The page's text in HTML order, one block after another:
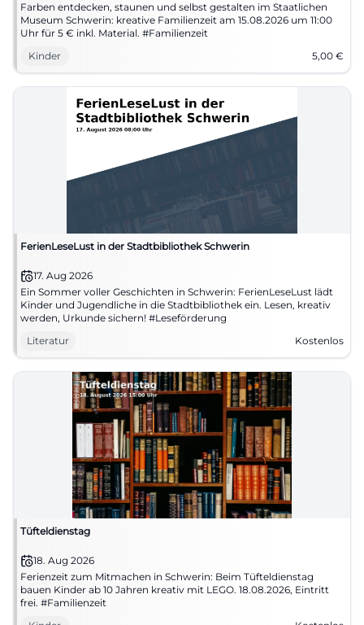
Farben entdecken, staunen und selbst gestalten im Staatlichen
Museum Schwerin: kreative Familienzeit am 15.08.2026 um 11:00
Uhr für 5 € inkl. Material. #Familienzeit
Kinder
5,00 €
FerienLeseLust in der Stadtbibliothek Schwerin
17. Aug 2026
Ein Sommer voller Geschichten in Schwerin: FerienLeseLust lädt
Kinder und Jugendliche in die Stadtbibliothek ein. Lesen, kreativ
werden, Urkunde sichern! #Leseförderung
Literatur
Kostenlos
Tüfteldienstag
18. Aug 2026
Ferienzeit zum Mitmachen in Schwerin: Beim Tüfteldienstag
bauen Kinder ab 10 Jahren kreativ mit LEGO. 18.08.2026, Eintritt
frei. #Familienzeit